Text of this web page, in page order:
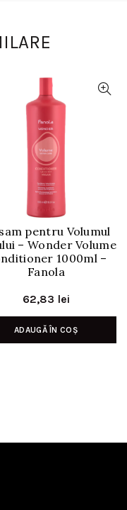
pentru Volumul
– Wonder Volume
1000ml –
Fanola
62,83 lei
ADAUGĂ ÎN COȘ